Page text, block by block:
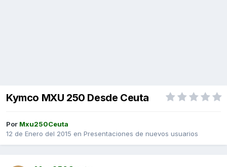
Kymco MXU 250 Desde Ceuta
Por Mxu250Ceuta
12 de Enero del 2015 en Presentaciones de nuevos usuarios